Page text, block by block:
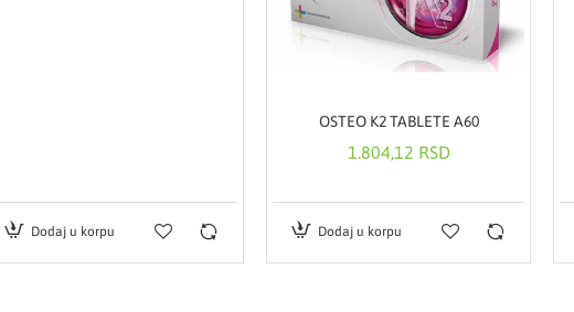
Dodaj u korpu
OSTEO K2 TABLETE A60
1.804,12 RSD
Dodaj u korpu